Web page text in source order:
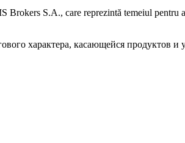
S.A., care reprezintă temeiul pentru a
характера, касающейся продуктов и